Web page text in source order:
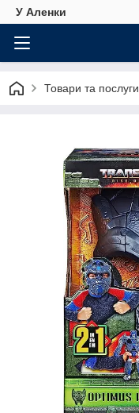
У Аленки
Товари та послуги